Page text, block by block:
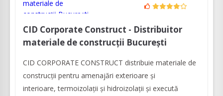
CID Corporate Construct - Distribuitor
materiale de construcții București
CID CORPORATE CONSTRUCT distribuie materiale de
construcții pentru amenajări exterioare și
interioare, termoizolații și hidroizolații și execută